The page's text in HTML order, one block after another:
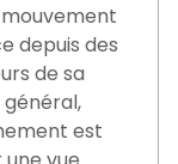
depuis des
de sa
est